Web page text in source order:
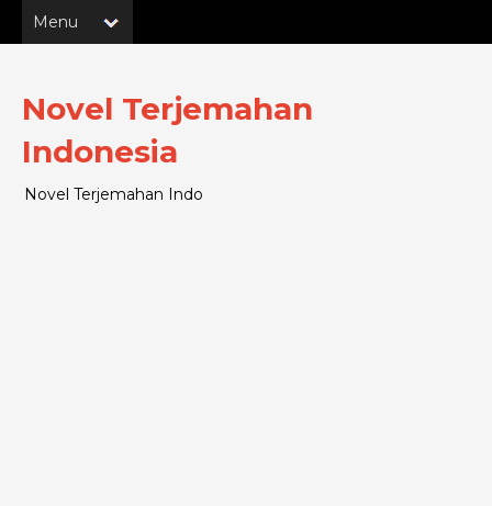
Novel Terjemahan
Indonesia
Novel Terjemahan Indo